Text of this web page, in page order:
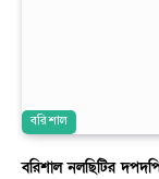
বরিশাল
বরিশাল নলছিটির